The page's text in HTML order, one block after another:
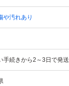
や汚れあり
手続きから2～3日で発送